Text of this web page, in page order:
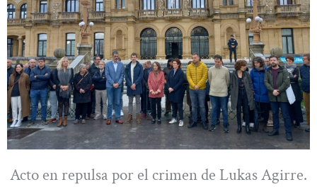
Acto en repulsa por el crimen de Lukas Agirre.